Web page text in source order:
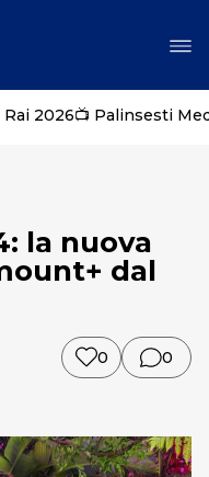
2026📺 Palinsesti
la nuova
dal
0 0